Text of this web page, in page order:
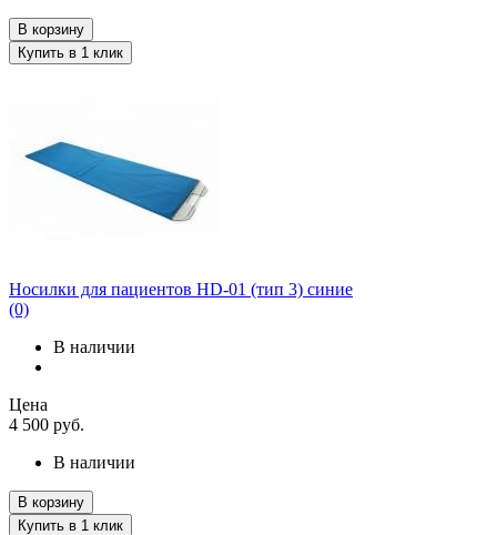
В корзину
Купить в 1 клик
Носилки для пациентов HD-01 (тип 3) синие
(0)
В наличии
Цена
4 500 руб.
В наличии
В корзину
Купить в 1 клик